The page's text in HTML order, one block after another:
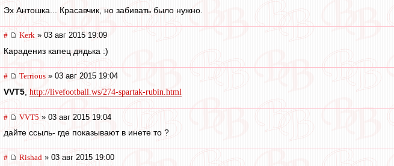
Эх Антошка... Красавчик, но забивать было нужно.
# Kerk » 03 авг 2015 19:09
Карадениз капец дядька :)
# Terrious » 03 авг 2015 19:04
VVT5 http://livefootball.ws/274-spartak-rubin.html
# VVT5 » 03 авг 2015 19:04
дайте ссыль- где показывают в инете то ?
# Rishad » 03 авг 2015 19:00